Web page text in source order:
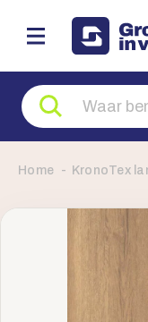
Zoeken
naar
producten
Home KronoTex